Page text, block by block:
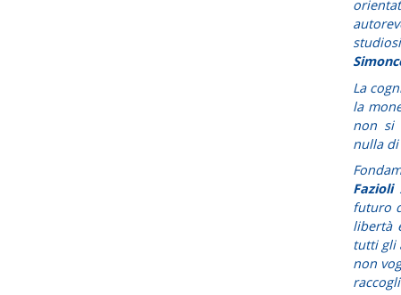
La
la
non si
nulla di
Fazioli
futuro
libertà
tutti gli
non